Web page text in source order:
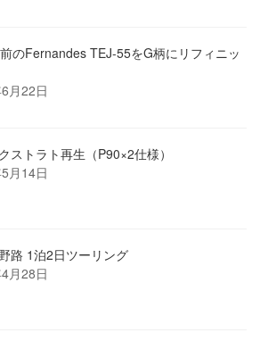
のFernandes TEJ-55をG柄にリフィニッ
月22日
ストラト再生（P90×2仕様）
月14日
路 1泊2日ツーリング
月28日